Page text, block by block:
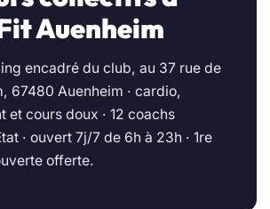
Auenheim
encadré du club, au 37 rue de
67480 Auenheim · cardio,
et cours doux · 12 coachs
· ouvert 7j/7 de 6h à 23h · 1re
offerte.